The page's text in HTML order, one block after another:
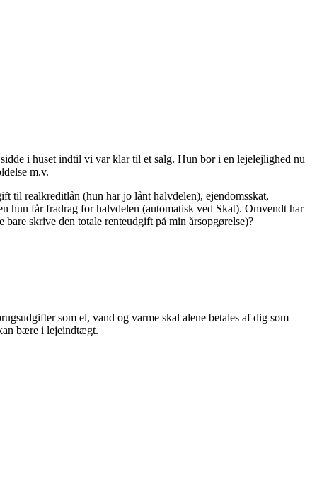
i huset indtil vi var klar til et salg. Hun bor i en lejelejlighed nu
m.v.
til realkreditlån (hun har jo lånt halvdelen), ejendomsskat,
hun får fradrag for halvdelen (automatisk ved Skat). Omvendt har
skrive den totale renteudgift på min årsopgørelse)?
som el, vand og varme skal alene betales af dig som
bære i lejeindtægt.